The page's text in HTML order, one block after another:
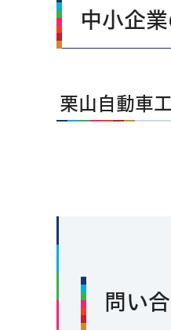
中小企
栗山自動車
問い